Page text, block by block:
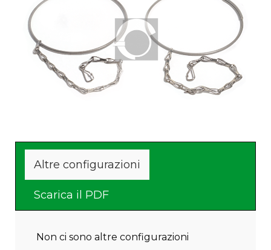
Altre configurazioni
Scarica il PDF
Non ci sono altre configurazioni